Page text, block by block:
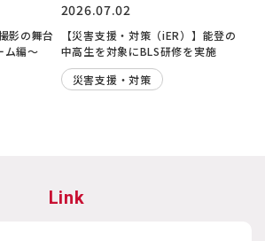
影の舞台
ム編～
2026.07.02
【災害支援・対策（iER）】能登の
中高生を対象にBLS研修を実施
災害支援・対策
Link